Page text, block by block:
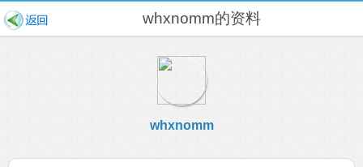
whxnomm的资料
whxnomm